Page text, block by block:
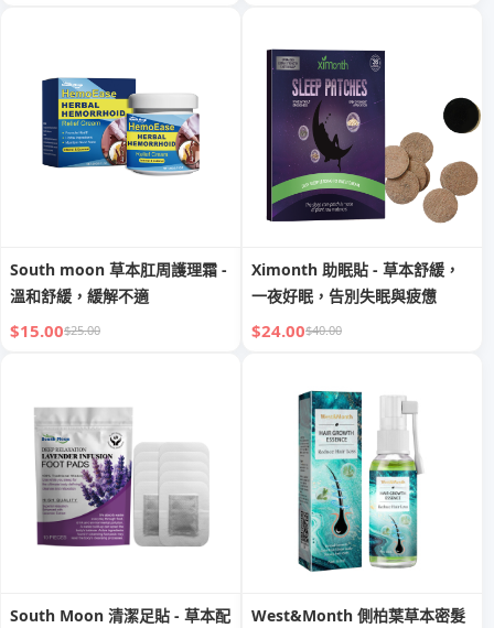
South moon 草本肛周護理霜 -
溫和舒緩，緩解不適
$15.00$25.00
Ximonth 助眠貼 - 草本舒緩，
一夜好眠，告別失眠與疲憊
$24.00$40.00
South Moon 清潔足貼 - 草本配
West&Month 側柏葉草本密髮